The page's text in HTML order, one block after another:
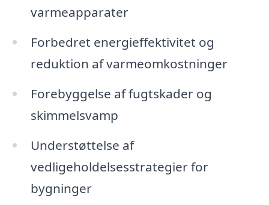
varmeapparater
Forbedret energieffektivitet og
reduktion af varmeomkostninger
Forebyggelse af fugtskader og
skimmelsvamp
Understøttelse af
vedligeholdelsesstrategier for
bygninger